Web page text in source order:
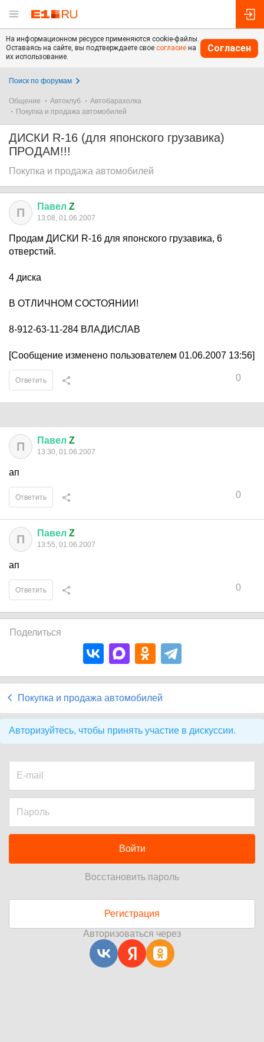
На информационном ресурсе применяются cookie-файлы.
Оставаясь на сайте, вы подтверждаете свое согласие на
их использование.
Согласен
Поиск по форумам
Общение Автоклуб
Автобарахолка
Покупка и продажа автомобилей
ДИСКИ R-16 (для японского грузавика)
ПРОДАМ!!!
Покупка и продажа автомобилей
П Павел Z
13:08, 01.06.2007
Продам ДИСКИ R-16 для японского грузавика, 6
отверстий.
4 диска
В ОТЛИЧНОМ СОСТОЯНИИ!
8-912-63-11-284 ВЛАДИСЛАВ
[Сообщение изменено пользователем 01.06.2007 13:56]
0
Ответить
П Павел Z
13:30, 01.06.2007
ап
0
Ответить
П Павел Z
13:55, 01.06.2007
ап
0
Ответить
Поделиться
Покупка и продажа автомобилей
Авторизуйтесь, чтобы принять участие в дискуссии.
Войти
Восстановить пароль
Регистрация
Авторизоваться через